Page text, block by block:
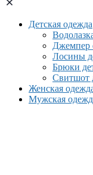
Детская одежда
Джемпер
Лосины
Брюки
Свитшот
Женская
Мужская